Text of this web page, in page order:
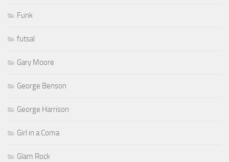
Funk
futsal
Gary Moore
George Benson
George Harrison
Girl in a Coma
Glam Rock